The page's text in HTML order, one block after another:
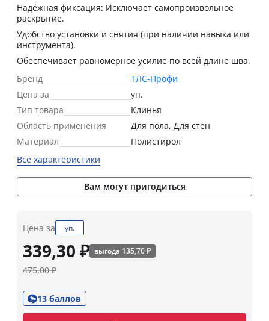
Надёжная фиксация: Исключает самопроизвольное
раскрытие.
Удобство установки и снятия (при наличии навыка или
инструмента).
Обеспечивает равномерное усилие по всей длине шва.
Бренд
ТЛС-Профи
Цена за
уп.
Тип товара
Клинья
Область применения
Для пола, Для стен
Материал
Полистирол
Все характеристики
Вам могут пригодиться
Цена за уп.
339,30 ₽ выгода 135,70 ₽
475,00 ₽
13 баллов